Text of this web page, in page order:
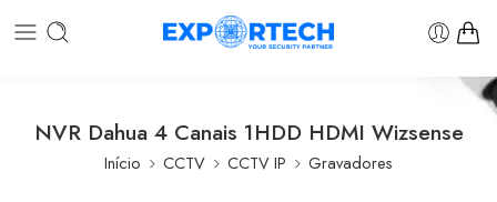
NVR Dahua 4 Canais 1HDD HDMI Wizsense
Início CCTV CCTV IP Gravadores